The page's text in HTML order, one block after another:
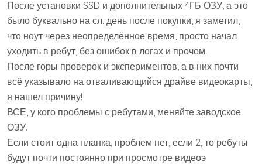
После установки SSD и дополнительных 4ГБ ОЗУ, а это
было буквально на сл. день после покупки, я заметил,
что ноут через неопределённое время, просто начал
уходить в ребут, без ошибок в логах и прочем.
После горы проверок и экспериментов, а в них почти
всё указывало на отваливающийся драйве видеокарты,
я нашел причину!
ВСЕ, у кого проблемы с ребутами, меняйте заводское
ОЗУ.
Если стоит одна планка, проблем нет, если 2, то ребуты
будут почти постоянно при просмотре видеоэ